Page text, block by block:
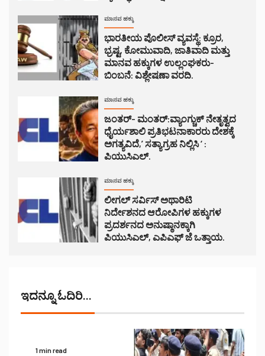
ಮಾನವ ಹಕ್ಕು
ಭಾರತೀಯ ಪೊಲೀಸ್ ವ್ಯವಸ್ಥೆ: ಕ್ರೂರ,
ಭ್ರಷ್ಟ, ಕೋಮುವಾದಿ, ಜಾತಿವಾದಿ ಮತ್ತು
ಮಾನವ ಹಕ್ಕುಗಳ ಉಲ್ಲಂಘಕರು-
ಬಿಂಬನೆ: ವಿಶ್ಲೇಷಣಾ ವರದಿ.
ಮಾನವ ಹಕ್ಕು
ಜಂತರ್- ಮಂತರ್:ವ್ಯಾಂಗ್ಚುಕ್ ನೇತೃತ್ವದ
ಧೈರ್ಯಶಾಲಿ ಪ್ರತಿಭಟನಾಕಾರರು ದೇಶಕ್ಕೆ
ಅಗತ್ಯವಿದೆ,’ ಸತ್ಯಾಗ್ರಹ ನಿಲ್ಲಿಸಿ ‘ :
ಪಿಯುಸಿಎಲ್.
ಮಾನವ ಹಕ್ಕು
ಲೀಗಲ್ ಸರ್ವಿಸ್ ಅಥಾರಿಟಿ
ನಿರ್ದೇಶನದ ಆರೋಪಿಗಳ ಹಕ್ಕುಗಳ
ಪ್ರದರ್ಶನದ ಅನುಷ್ಠಾನಕ್ಕಾಗಿ
ಪಿಯುಸಿಎಲ್, ಎಪಿಎಫ್ ಜೆ ಒತ್ತಾಯ.
ಇದನ್ನೂ ಓದಿರಿ...
1 min read